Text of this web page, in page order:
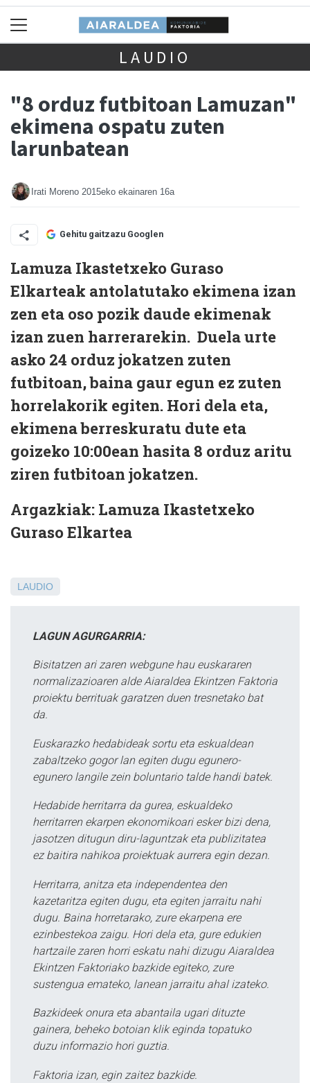
LAUDIO
"8 orduz futbitoan Lamuzan"
ekimena ospatu zuten
larunbatean
Irati Moreno 2015eko ekainaren 16a
Gehitu gaitzazu Googlen
Lamuza Ikastetxeko Guraso
Elkarteak antolatutako ekimena izan
zen eta oso pozik daude ekimenak
izan zuen harrerarekin. Duela urte
asko 24 orduz jokatzen zuten
futbitoan, baina gaur egun ez zuten
horrelakorik egiten. Hori dela eta,
ekimena berreskuratu dute eta
goizeko 10:00ean hasita 8 orduz aritu
ziren futbitoan jokatzen.
Argazkiak: Lamuza Ikastetxeko
Guraso Elkartea
LAUDIO
LAGUN AGURGARRIA:
Bisitatzen ari zaren webgune hau euskararen
normalizazioaren alde Aiaraldea Ekintzen Faktoria
proiektu berrituak garatzen duen tresnetako bat
da.
Euskarazko hedabideak sortu eta eskualdean
zabaltzeko gogor lan egiten dugu egunero-
egunero langile zein boluntario talde handi batek.
Hedabide herritarra da gurea, eskualdeko
herritarren ekarpen ekonomikoari esker bizi dena,
jasotzen ditugun diru-laguntzak eta publizitatea
ez baitira nahikoa proiektuak aurrera egin dezan.
Herritarra, anitza eta independentea den
kazetaritza egiten dugu, eta egiten jarraitu nahi
dugu. Baina horretarako, zure ekarpena ere
ezinbestekoa zaigu. Hori dela eta, gure edukien
hartzaile zaren horri eskatu nahi dizugu Aiaraldea
Ekintzen Faktoriako bazkide egiteko, zure
sustengua emateko, lanean jarraitu ahal izateko.
Bazkideek onura eta abantaila ugari dituzte
gainera, beheko botoian klik eginda topatuko
duzu informazio hori guztia.
Faktoria izan, egin zaitez bazkide.